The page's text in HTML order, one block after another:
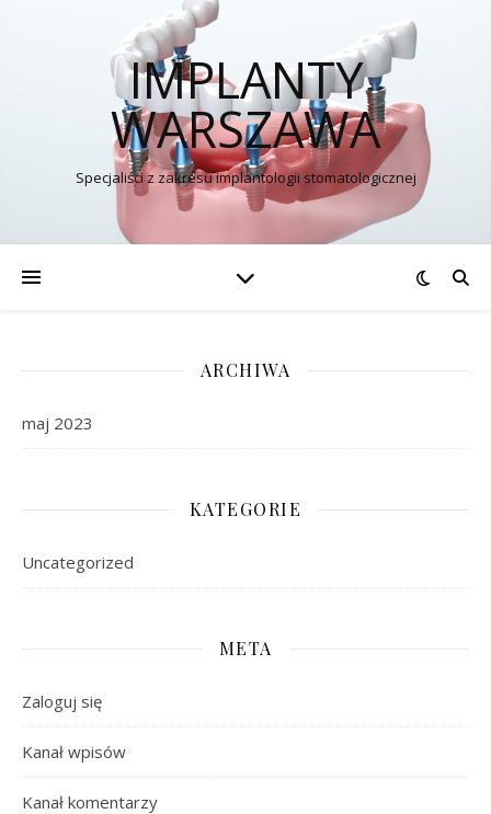
IMPLANTY
WARSZAWA
Specjaliści z zakresu implantologii stomatologicznej
ARCHIWA
maj 2023
KATEGORIE
Uncategorized
META
Zaloguj się
Kanał wpisów
Kanał komentarzy